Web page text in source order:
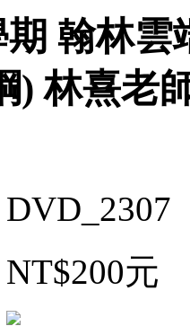
期 翰林
) 林熹老
NT$200元